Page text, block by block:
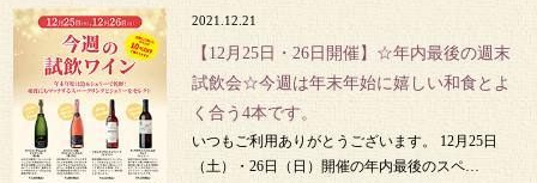
2021.12.21
【12月25日・26日開催】☆年内最後の週末
試飲会☆今週は年末年始に嬉しい和食とよ
く合う4本です。
いつもご利用ありがとうございます。 12月25日
（土）・26日（日）開催の年内最後のスペ…